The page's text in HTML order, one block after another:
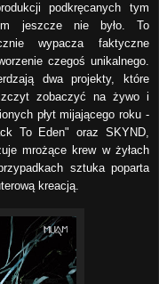
podkręcanych tym
jeszcze nie było. To
wypacza faktyczne
czegoś unikalnego.
dwa projekty, które
zobaczyć na żywo i
płyt mijającego roku -
To Eden" oraz SKYND,
mrożące krew w żyłach
sztuka poparta
kreacją.